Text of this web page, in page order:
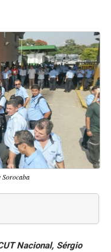
Sorocaba
Nacional, Sérgio